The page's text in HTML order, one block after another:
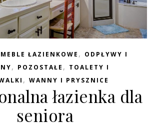
MEBLE ŁAZIENKOWE , ODPŁYWY I
, POZOSTAŁE , TOALETY I
, WANNY I PRYSZNICE
łazienka dla
seniora